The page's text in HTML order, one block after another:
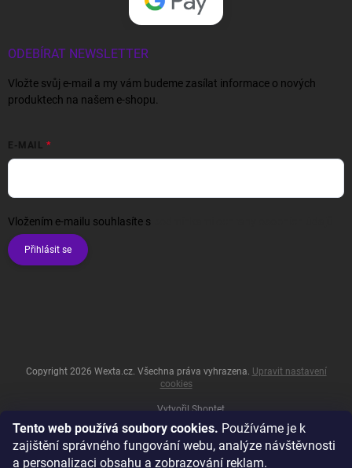
Tento web používá soubory cookies. Používáme je k
zajištění správného fungování webu, analýze návštěvnosti
a personalizaci obsahu a zobrazování reklam.
ODEBÍRAT NEWSLETTER
Vložte svůj e-mail a my vám budeme zasílat informace o nových
produktech na našem e-shopu.
E-MAIL
Vložením e-mailu souhlasíte s
Přihlásit se
Vytvořil Shoptet
Copyright 2026 Wexta.cz. Všechna práva vyhrazena. Upravit nastavení
cookies